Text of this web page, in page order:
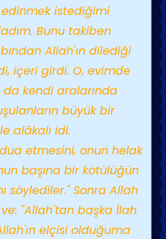
edinmek istediğimi
Bunu takiben
Allah'ın dilediği
içeri girdi. O, evimde
da kendi aralarında
büyük bir
alâkalı idi.
etmesini, onun helak
başına bir kötülüğün
söylediler." Sonra Allah
"Allah'tan başka İlah
elçisi olduğuma